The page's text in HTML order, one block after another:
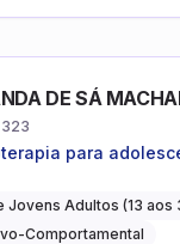
DE SÁ
para
relações e
Adultos (13 aos
Comportamental